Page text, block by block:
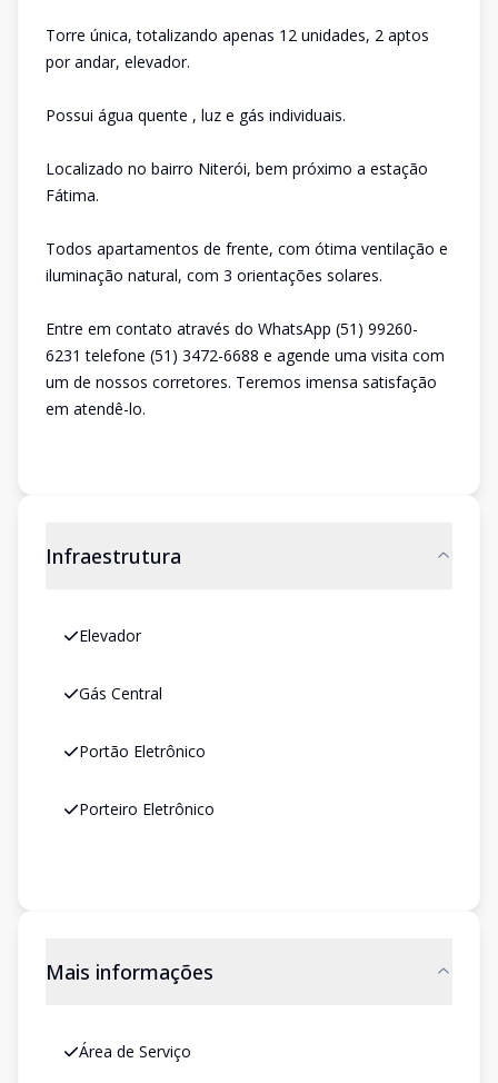
Torre única, totalizando apenas 12 unidades, 2 aptos
por andar, elevador.
Possui água quente , luz e gás individuais.
Localizado no bairro Niterói, bem próximo a estação
Fátima.
Todos apartamentos de frente, com ótima ventilação e
iluminação natural, com 3 orientações solares.
Entre em contato através do WhatsApp (51) 99260-
6231 telefone (51) 3472-6688 e agende uma visita com
um de nossos corretores. Teremos imensa satisfação
em atendê-lo.
Infraestrutura
Elevador
Gás Central
Portão Eletrônico
Porteiro Eletrônico
Mais informações
Área de Serviço